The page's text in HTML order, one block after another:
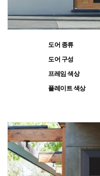
도어 종류
도어 구성
프레임 색상
플레이트 색상